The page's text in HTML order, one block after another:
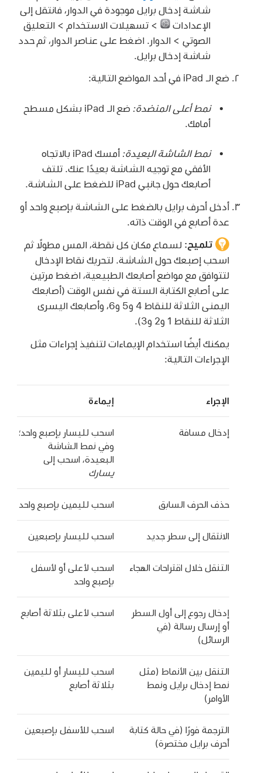
شاشة إدخال برايل موجودة في الدوار، فانتقل إلى
الإعدادات
> تسهيلات الاستخدام > التعليق
الصوتي > الدوار. اضغط على عناصر الدوار، ثم حدد
شاشة إدخال برايل.
ضع الـ iPad في أحد المواضع التالية:
نمط أعلى المنضدة:
ضع الـ iPad بشكل مسطح
أمامك.
نمط الشاشة البعيدة:
أمسك iPad بالاتجاه
الأفقي مع توجيه الشاشة بعيدًا عنك. تلتف
أصابعك حول جانبي iPad للضغط على الشاشة.
أدخل أحرف برايل بالضغط على الشاشة بإصبع واحد أو
عدة أصابع في الوقت ذاته.
تلميح: لسماع مكان كل نقطة، المس مطولًا ثم
اسحب إصبعك حول الشاشة. لتحريك نقاط الإدخال
لتتوافق مع مواضع أصابعك الطبيعية، اضغط مرتين
على أصابع الكتابة الستة في نفس الوقت (أصابعك
اليمنى الثلاثة للنقاط 4 و5 و6، وأصابعك اليسرى
الثلاثة للنقاط 1 و2 و3).
يمكنك أيضًا استخدام الإيماءات لتنفيذ إجراءات مثل
الإجراءات التالية:
الإجراء إيماءة
إدخال مسافة
اسحب لليسار بإصبع واحد؛
وفي نمط الشاشة
البعيدة، اسحب إلى
يسارك
حذف الحرف السابق اسحب لليمين بإصبع واحد
الانتقال إلى سطر جديد اسحب لليسار بإصبعين
التنقل خلال اقتراحات الهجاء
اسحب لأعلى أو لأسفل
بإصبع واحد
إدخال رجوع إلى أول السطر
أو إرسال رسالة (في
الرسائل)
اسحب لأعلى بثلاثة أصابع
التنقل بين الأنماط (مثل
نمط إدخال برايل ونمط
الأوامر)
اسحب لليسار أو لليمين
بثلاثة أصابع
الترجمة فورًا (في حالة كتابة
أحرف برايل مختصرة)
اسحب للأسفل بإصبعين